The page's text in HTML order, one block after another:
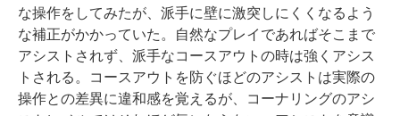
な操作をしてみたが、派手に壁に激突しにくくなるよう
な補正がかかっていた。自然なプレイであればそこまで
アシストされず、派手なコースアウトの時は強くアシス
トされる。コースアウトを防ぐほどのアシストは実際の
操作との差異に違和感を覚えるが、コーナリングのアシ